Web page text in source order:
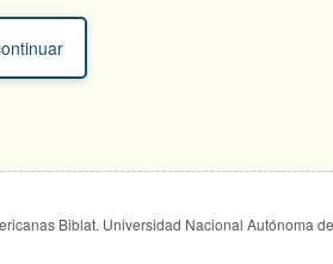
Biblat. Universidad Nacional Autónoma